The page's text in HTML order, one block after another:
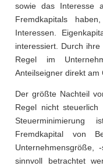
sowie das Interesse
Fremdkapitals
Interessen.
interessiert. Durch
Regel im
Anteilseigner direkt am
Der größte Nachteil
Regel nicht
Fremdkapital von
Unternehmensgröße,
sinnvoll betrachtet